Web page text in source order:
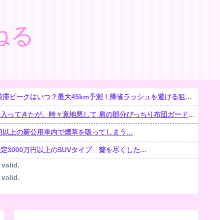
る
ークはいつ？最大45km予測！帰省ラッシュを避ける狙い目を解説
、時々意地悪して 肩の部分ぴっちり布団ガードして入れなくしてると・・・【再】
上の新公用車内で煙草を吸ってしまう…
定3000万円以上のSUVタイプ 贅を尽くした…
valid.
valid.